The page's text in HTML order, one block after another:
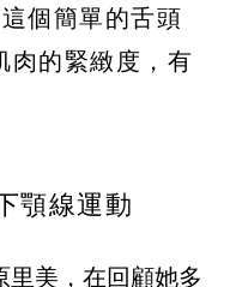
個簡單的舌頭
肉的緊緻度，有
顎線運動
美，在回顧她多